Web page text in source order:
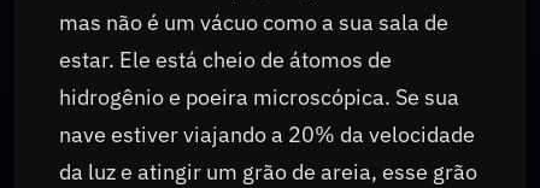
mas não é um vácuo como a sua sala de
estar. Ele está cheio de átomos de
hidrogênio e poeira microscópica. Se sua
nave estiver viajando a 20% da velocidade
da luz e atingir um grão de areia, esse grão